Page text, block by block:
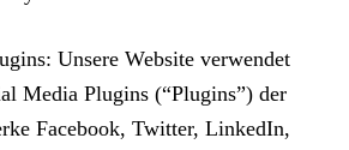
Unsere Website verwendet
Media Plugins (“Plugins”) der
Facebook, Twitter, LinkedIn,